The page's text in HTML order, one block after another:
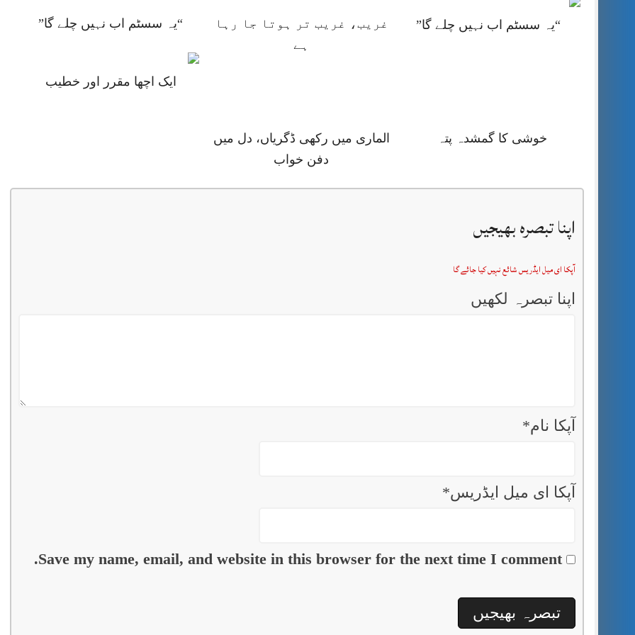
“یہ سسٹم اب نہیں چلے گا”
غریب، غریب تر ہوتا جا رہا
ہے
“یہ سسٹم اب نہیں چلے گا”
ایک اچھا مقرر اور خطیب
خوشی کا گمشدہ پتہ
الماری میں رکھی ڈگریاں، دل میں
دفن خواب
اپنا تبصرہ بھیجیں
آپکا ای میل ایڈریس شائع نہیں کیا جائے گا
اپنا تبصرہ لکھیں
آپکا نام*
آپکا ای میل ایڈریس*
Save my name, email, and website in this browser for the next time I comment.